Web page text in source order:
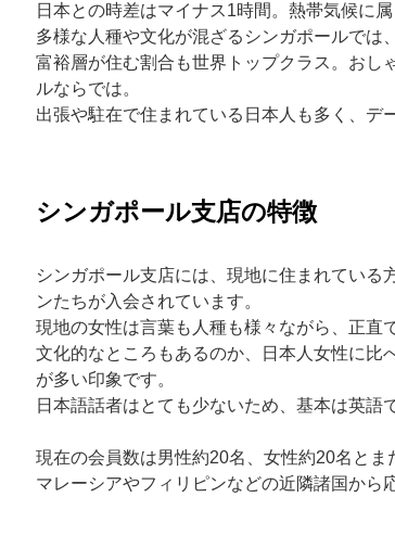
日本との時差はマイナス1時間。熱帯気候に属
多様な人種や文化が混ざるシンガポールでは
富裕層が住む割合も世界トップクラス。 おし
ルならでは。
出張や駐在で住まれている日本人も多く、 デ
シンガポール支店の特徴
シンガポール支店には、現地に住まれている
ンたちが入会されています。
現地の女性は言葉も人種も様々ながら、正直
文化的なところもあるのか、
日本人女性に比
が多い印象です。
日本語話者はとても少ないため、基本は英語
現在の会員数は男性約20名、女性約20名とま
マレーシアやフィリピンなどの近隣諸国から